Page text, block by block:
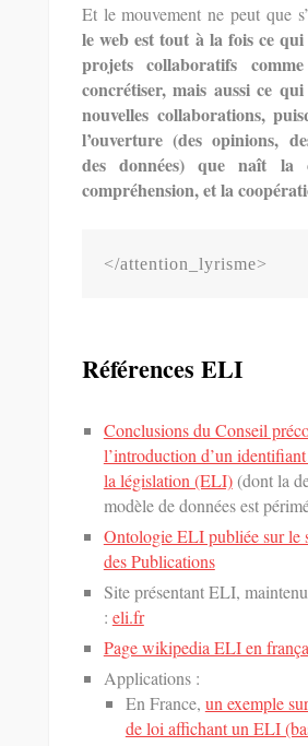
Et le mouvement ne peut que
le web est tout à la fois ce qui
projets collaboratifs
concrétiser, mais aussi ce qui
nouvelles collaborations,
l’ouverture (des opinions,
des données) que naît la
compréhension, et la
</attention_lyrisme>
Références ELI
Conclusions du Conseil
l’introduction d’un
la législation (ELI)(dont la
modèle de données est
Ontologie ELI publiée sur le
des Publications
Site présentant ELI,
: eli.fr
Page wikipedia ELI en
Applications :
En France, un exemple
de loi affichant un ELI